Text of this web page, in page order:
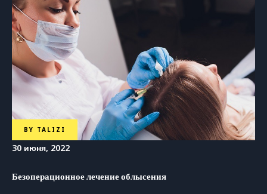
BY TALIZI
30 июня, 2022
Безоперационное лечение облысения